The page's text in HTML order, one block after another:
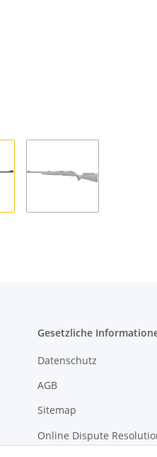
Gesetzliche
Datenschutz
AGB
Sitemap
Online Dispute